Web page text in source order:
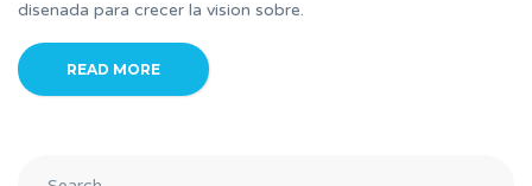
disenada para crecer la vision sobre.
READ MORE